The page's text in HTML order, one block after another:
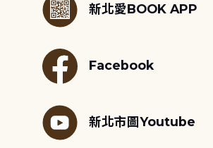
新北愛BOOK APP
Facebook
新北市圖Youtube